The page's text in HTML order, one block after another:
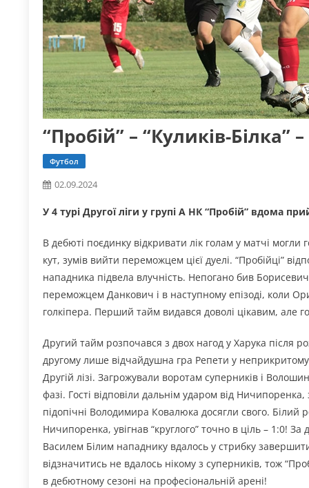
“Пробій” – “Куликів-Білка”
Футбол
02.09.2024
У 4 турі Другої ліги у групі А НК “Пробій” вдома
В дебюті поєдинку відкривати лік голам у матчі
кут, зумів вийти переможцем цієї дуелі. “Пробійці”
нападника підвела влучність. Непогано бив
переможцем Данкович і в наступному епізоді, коли
голкіпера. Перший тайм видався доволі цікавим, але
Другий тайм розпочався з двох нагод у Харука після
другому лише відчайдушна гра Репети у
Другій лізі. Загрожували воротам суперників і
фазі. Гості відповіли дальнім ударом від
підопічні Володимира Ковалюка досягли свого. Білий
Ничипоренка, увігнав “круглого” точно в ціль – 1:0!
Василем Білим нападнику вдалось у стрибку
відзначитись не вдалось нікому з суперників, тож
в дебютному сезоні на професіональній арені!